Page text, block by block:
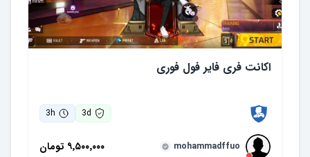
اکانت فری فایر فول فوری
3d
3h
mohammadffuo ۹٬۵۰۰٬۰۰۰ تومان